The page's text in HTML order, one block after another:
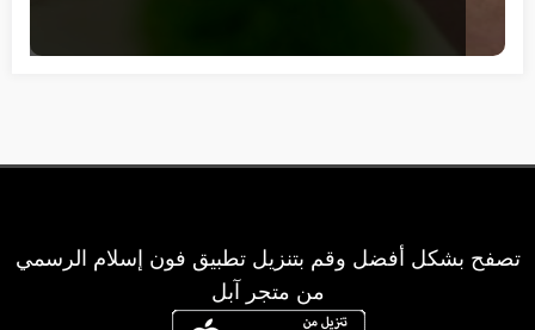
تصفح بشكل أفضل وقم بتنزيل تطبيق فون إسلام الرسمي
من متجر آبل